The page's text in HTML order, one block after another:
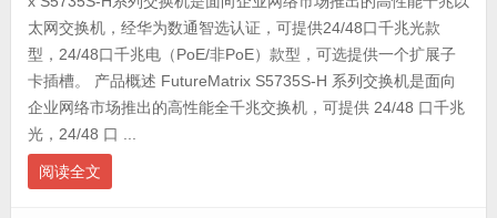
太网交换机，经华为数通智选认证，可提供24/48口千兆光款
型，24/48口千兆电（PoE/非PoE）款型，可选提供一个扩展子
卡插槽。 产品概述 FutureMatrix S5735S-H 系列交换机是面向
企业网络市场推出的高性能全千兆交换机，可提供 24/48 口千兆
光，24/48 口 ...
阅读全文